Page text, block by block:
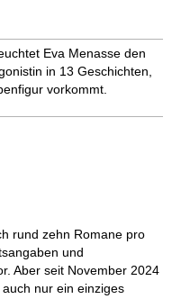
Eva Menasse den
in 13 Geschichten,
vorkommt.
rund zehn Romane pro
und
Aber seit November 2024
nur ein einziges